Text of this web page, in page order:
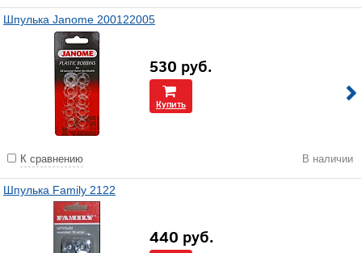
Шпулька Janome 200122005
530 руб.
Купить
К сравнению В наличии
Шпулька Family 2122
440 руб.